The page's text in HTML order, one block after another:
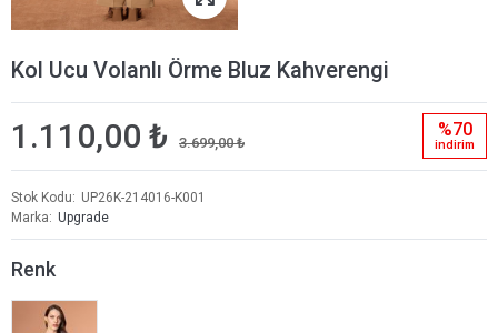
Kol Ucu Volanlı Örme Bluz Kahverengi
1.110,00 ₺ 3.699,00 ₺
%70
i̇ndi̇ri̇m
Stok Kodu
UP26K-214016-K001
Marka
Upgrade
Renk